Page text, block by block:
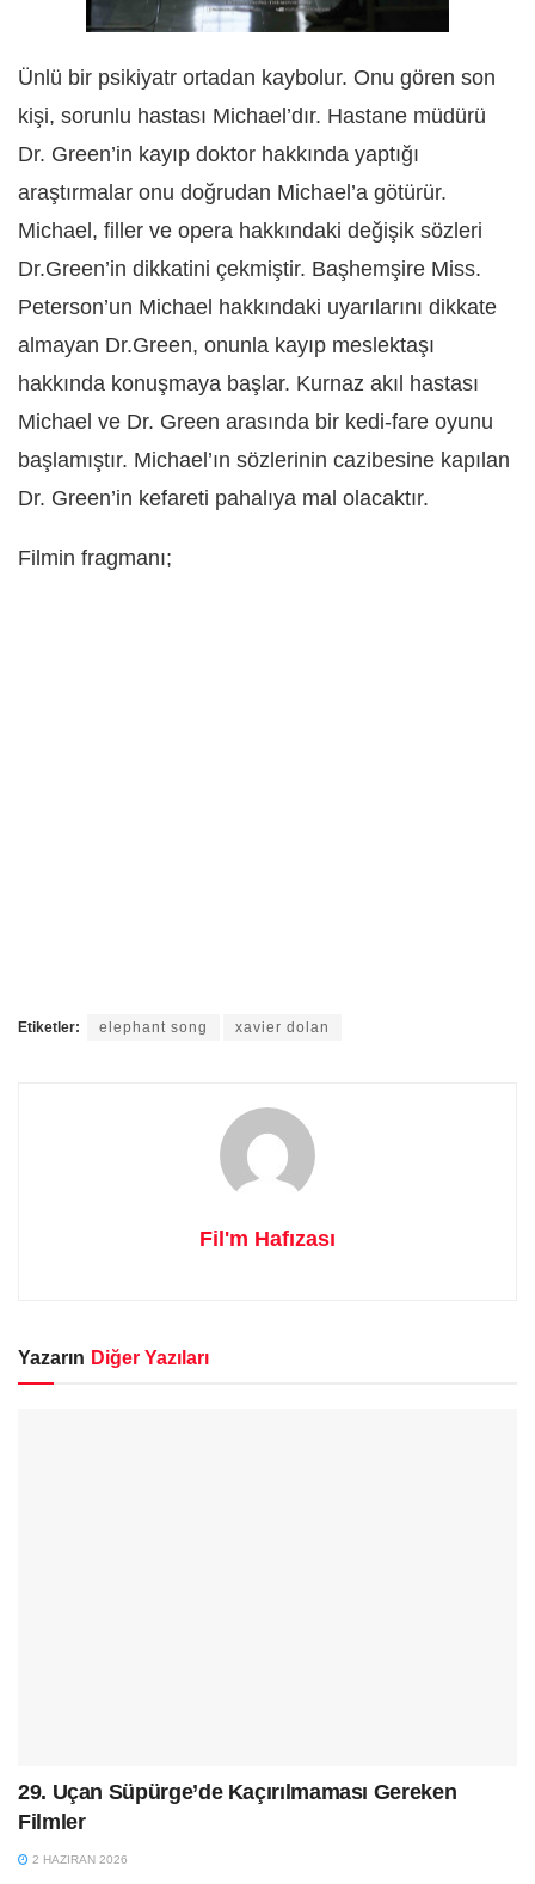
Ünlü bir psikiyatr ortadan kaybolur. Onu gören son
kişi, sorunlu hastası Michael’dır. Hastane müdürü
Dr. Green’in kayıp doktor hakkında yaptığı
araştırmalar onu doğrudan Michael’a götürür.
Michael, filler ve opera hakkındaki değişik sözleri
Dr.Green’in dikkatini çekmiştir. Başhemşire Miss.
Peterson’un Michael hakkındaki uyarılarını dikkate
almayan Dr.Green, onunla kayıp meslektaşı
hakkında konuşmaya başlar. Kurnaz akıl hastası
Michael ve Dr. Green arasında bir kedi-fare oyunu
başlamıştır. Michael’ın sözlerinin cazibesine kapılan
Dr. Green’in kefareti pahalıya mal olacaktır.
Filmin fragmanı;
Etiketler: elephant song xavier dolan
Fil'm Hafızası
Yazarın Diğer Yazıları
29. Uçan Süpürge’de Kaçırılmaması Gereken
Filmler
2 HAZIRAN 2026